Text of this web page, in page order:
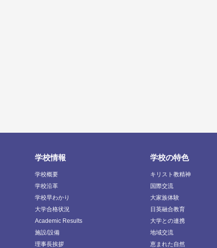
学校情報
学校概要
学校沿革
学校早わかり
大学合格状況
Academic Results
施設/設備
理事長挨拶
学校の特色
キリスト教精神
国際交流
大家族体験
日英融合教育
大学との連携
地域交流
恵まれた自然